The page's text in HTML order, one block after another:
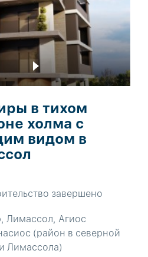
в тихом
холма с
видом в
завершено
Лимассол, Агиос
(район в северной
Лимассола)